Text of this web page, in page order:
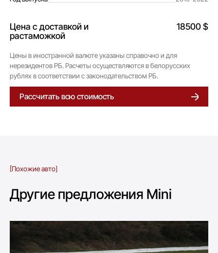
Цена с доставкой и
растаможкой
18500 $
Цены в иностранной валюте указаны справочно и для
нерезидентов РБ. Расчеты осуществляются в белорусских
рублях в соответствии с законодательством РБ.
Рассчитать всю стоимость
[Похожие авто]
Другие предложения Mini